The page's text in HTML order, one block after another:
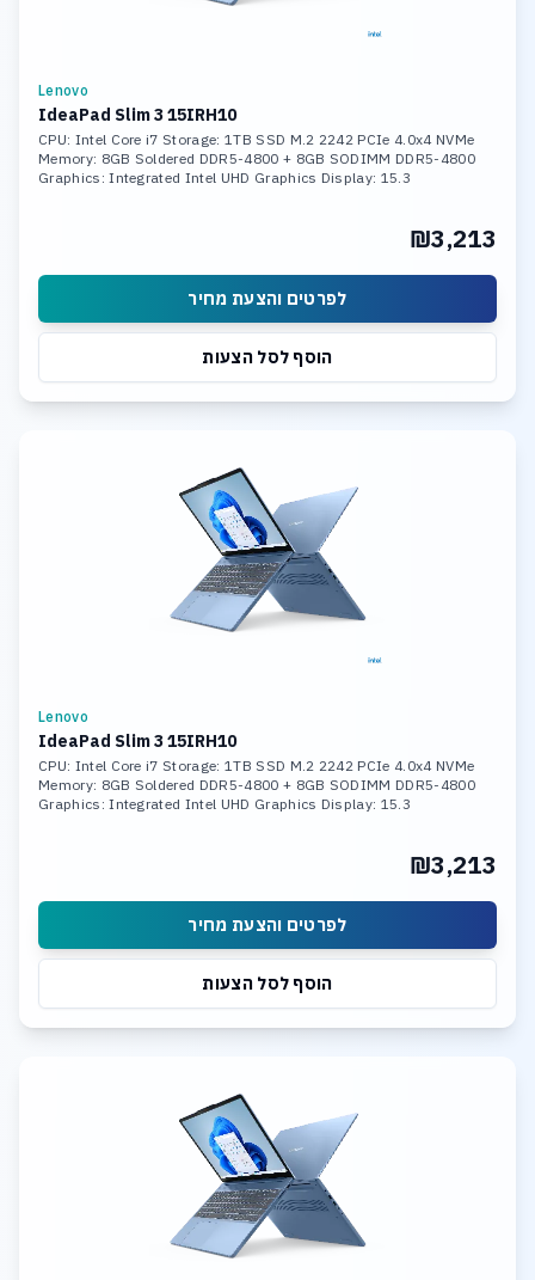
Lenovo
IdeaPad Slim 3 15IRH10
CPU: Intel Core i7 Storage: 1TB SSD M.2 2242 PCIe 4.0x4 NVMe
Memory: 8GB Soldered DDR5-4800 + 8GB SODIMM DDR5-4800
Graphics: Integrated Intel UHD Graphics Display: 15.3
₪3,213
לפרטים והצעת מחיר
הוסף לסל הצעות
Lenovo
IdeaPad Slim 3 15IRH10
CPU: Intel Core i7 Storage: 1TB SSD M.2 2242 PCIe 4.0x4 NVMe
Memory: 8GB Soldered DDR5-4800 + 8GB SODIMM DDR5-4800
Graphics: Integrated Intel UHD Graphics Display: 15.3
₪3,213
לפרטים והצעת מחיר
הוסף לסל הצעות